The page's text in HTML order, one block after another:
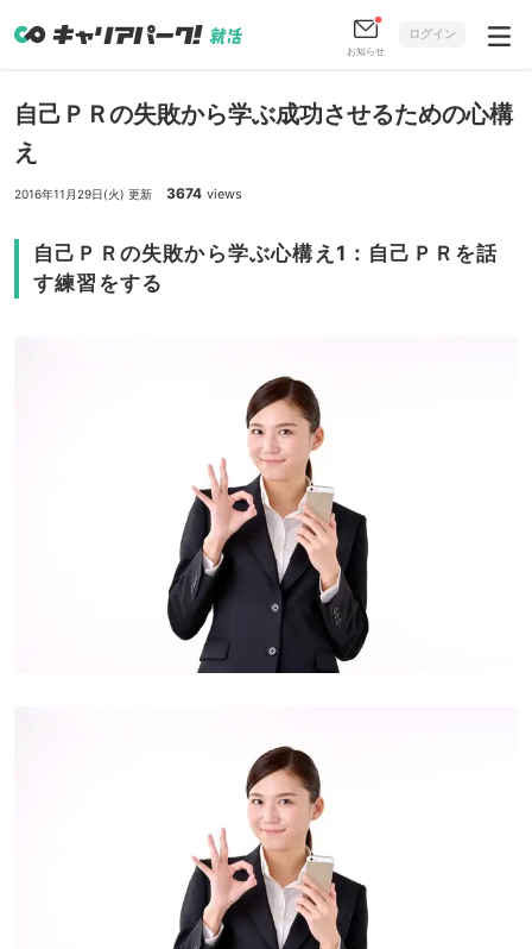
お知らせ
ログイン
自己ＰＲの失敗から学ぶ成功させるための心構
え
2016年11月29日(火) 更新 3674 views
自己ＰＲの失敗から学ぶ心構え1：自己ＰＲを話
す練習をする